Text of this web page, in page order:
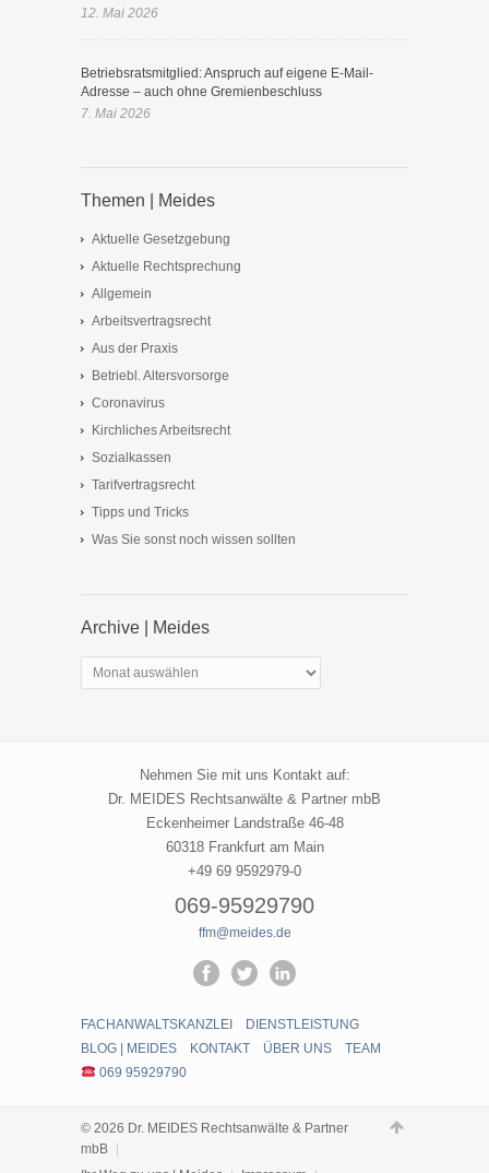
12. Mai 2026
Betriebsratsmitglied: Anspruch auf eigene E-Mail-
Adresse – auch ohne Gremienbeschluss
7. Mai 2026
Themen | Meides
Aktuelle Gesetzgebung
Aktuelle Rechtsprechung
Allgemein
Arbeitsvertragsrecht
Aus der Praxis
Betriebl. Altersvorsorge
Coronavirus
Kirchliches Arbeitsrecht
Sozialkassen
Tarifvertragsrecht
Tipps und Tricks
Was Sie sonst noch wissen sollten
Archive | Meides
Archive
|
Nehmen Sie mit uns Kontakt auf:
Dr. MEIDES Rechtsanwälte & Partner mbB
Eckenheimer Landstraße 46-48
60318 Frankfurt am Main
+49 69 9592979-0
069-95929790
ffm@meides.de
FACHANWALTSKANZLEI
DIENSTLEISTUNG
BLOG | MEIDES
KONTAKT ÜBER UNS
TEAM
069 95929790
© 2026 Dr. MEIDES Rechtsanwälte & Partner
mbB